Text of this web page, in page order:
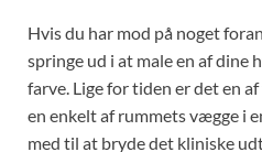
Hvis du har mod på noget
springe ud i at male en af dine
farve. Lige for tiden er det en
en enkelt af rummets vægge i
med til at bryde det kliniske